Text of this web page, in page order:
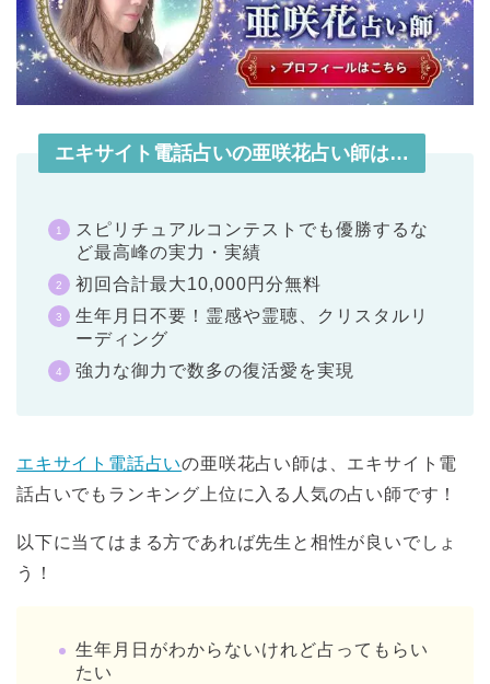
エキサイト電話占いの亜咲花占い師は…
スピリチュアルコンテストでも優勝するな
ど最高峰の実力・実績
初回合計最大10,000円分無料
生年月日不要！霊感や霊聴、クリスタルリ
ーディング
強力な御力で数多の復活愛を実現
エキサイト電話占いの亜咲花占い師は、エキサイト電
話占いでもランキング上位に入る人気の占い師です！
以下に当てはまる方であれば先生と相性が良いでしょ
う！
生年月日がわからないけれど占ってもらい
たい